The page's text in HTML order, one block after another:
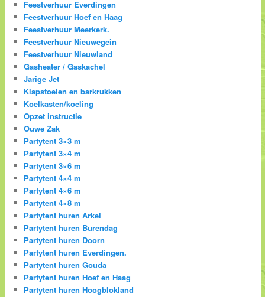
Feestverhuur Everdingen
Feestverhuur Hoef en Haag
Feestverhuur Meerkerk.
Feestverhuur Nieuwegein
Feestverhuur Nieuwland
Gasheater / Gaskachel
Jarige Jet
Klapstoelen en barkrukken
Koelkasten/koeling
Opzet instructie
Ouwe Zak
Partytent 3×3 m
Partytent 3×4 m
Partytent 3×6 m
Partytent 4×4 m
Partytent 4×6 m
Partytent 4×8 m
Partytent huren Arkel
Partytent huren Burendag
Partytent huren Doorn
Partytent huren Everdingen.
Partytent huren Gouda
Partytent huren Hoef en Haag
Partytent huren Hoogblokland